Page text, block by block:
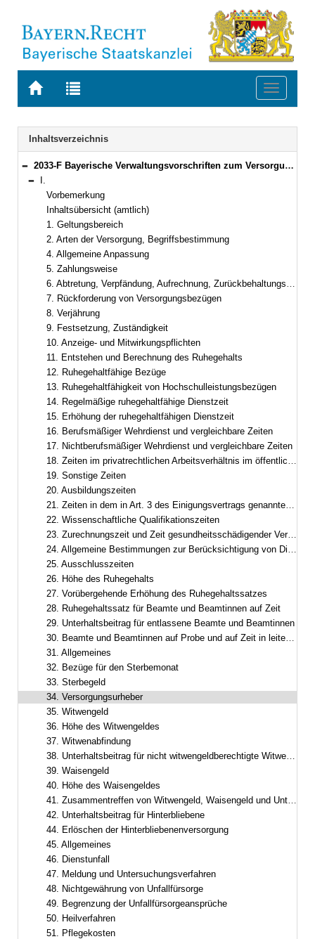
Zur
BAYERN.RECHT
Zur
letzten
Suche
Toggle
Navigation
Inhaltsverzeichnis
Bereich reduzieren
2033-F Bayerische Verwaltungsvorschriften zum Versorgungsrecht (BayVV-Versorgung) Bekanntmachung des Bayerischen Staatsministeriums der Finanzen vom 20. September 2012, Az. 24 - P 1601 - 043 - 38 950/11 (FMBl. S. 394)
Bereich reduzieren
I.
Vorbemerkung
Inhaltsübersicht (amtlich)
1. Geltungsbereich
2. Arten der Versorgung, Begriffsbestimmung
4. Allgemeine Anpassung
5. Zahlungsweise
6. Abtretung, Verpfändung, Aufrechnung, Zurückbehaltungsrecht
7. Rückforderung von Versorgungsbezügen
8. Verjährung
9. Festsetzung, Zuständigkeit
10. Anzeige- und Mitwirkungspflichten
11. Entstehen und Berechnung des Ruhegehalts
12. Ruhegehaltfähige Bezüge
13. Ruhegehaltfähigkeit von Hochschulleistungsbezügen
14. Regelmäßige ruhegehaltfähige Dienstzeit
15. Erhöhung der ruhegehaltfähigen Dienstzeit
16. Berufsmäßiger Wehrdienst und vergleichbare Zeiten
17. Nichtberufsmäßiger Wehrdienst und vergleichbare Zeiten
18. Zeiten im privatrechtlichen Arbeitsverhältnis im öffentlichen Dienst
19. Sonstige Zeiten
20. Ausbildungszeiten
21. Zeiten in dem in Art. 3 des Einigungsvertrags genannten Gebiet
22. Wissenschaftliche Qualifikationszeiten
23. Zurechnungszeit und Zeit gesundheitsschädigender Verwendung
24. Allgemeine Bestimmungen zur Berücksichtigung von Dienstzeiten
25. Ausschlusszeiten
26. Höhe des Ruhegehalts
27. Vorübergehende Erhöhung des Ruhegehaltssatzes
28. Ruhegehaltssatz für Beamte und Beamtinnen auf Zeit
29. Unterhaltsbeitrag für entlassene Beamte und Beamtinnen
30. Beamte und Beamtinnen auf Probe und auf Zeit in leitender Funktion
31. Allgemeines
32. Bezüge für den Sterbemonat
33. Sterbegeld
34. Versorgungsurheber
35. Witwengeld
36. Höhe des Witwengeldes
37. Witwenabfindung
38. Unterhaltsbeitrag für nicht witwengeldberechtigte Witwer oder Witwen
39. Waisengeld
40. Höhe des Waisengeldes
41. Zusammentreffen von Witwengeld, Waisengeld und Unterhaltsbeiträgen
42. Unterhaltsbeitrag für Hinterbliebene
44. Erlöschen der Hinterbliebenenversorgung
45. Allgemeines
46. Dienstunfall
47. Meldung und Untersuchungsverfahren
48. Nichtgewährung von Unfallfürsorge
49. Begrenzung der Unfallfürsorgeansprüche
50. Heilverfahren
51. Pflegekosten